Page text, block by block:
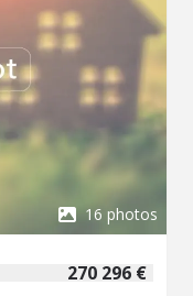
16 photos
270 296 €